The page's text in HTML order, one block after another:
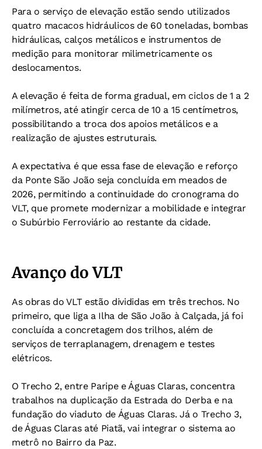
Para o serviço de elevação estão sendo utilizados
quatro macacos hidráulicos de 60 toneladas, bombas
hidráulicas, calços metálicos e instrumentos de
medição para monitorar milimetricamente os
deslocamentos.
A elevação é feita de forma gradual, em ciclos de 1 a 2
milímetros, até atingir cerca de 10 a 15 centímetros,
possibilitando a troca dos apoios metálicos e a
realização de ajustes estruturais.
A expectativa é que essa fase de elevação e reforço
da Ponte São João seja concluída em meados de
2026, permitindo a continuidade do cronograma do
VLT, que promete modernizar a mobilidade e integrar
o Subúrbio Ferroviário ao restante da cidade.
Avanço do VLT
As obras do VLT estão divididas em três trechos. No
primeiro, que liga a Ilha de São João à Calçada, já foi
concluída a concretagem dos trilhos, além de
serviços de terraplanagem, drenagem e testes
elétricos.
O Trecho 2, entre Paripe e Águas Claras, concentra
trabalhos na duplicação da Estrada do Derba e na
fundação do viaduto de Águas Claras. Já o Trecho 3,
de Águas Claras até Piatã, vai integrar o sistema ao
metrô no Bairro da Paz.